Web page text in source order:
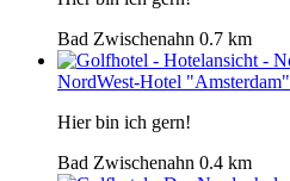
Bad Zwischenahn 0.7 km
NordWest-Hotel "Amsterdam"
Hier bin ich gern!
Bad Zwischenahn 0.4 km